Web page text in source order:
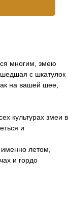
многим, змею
с шкатулок
на вашей шее,
культурах змеи в
и
летом,
и гордо